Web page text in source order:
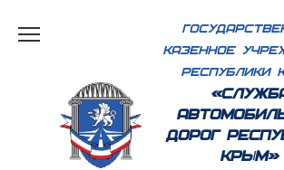
КАЗЕННОЕ
РЕСПУБЛИКИ
ДОРОГ
КРЫМ»